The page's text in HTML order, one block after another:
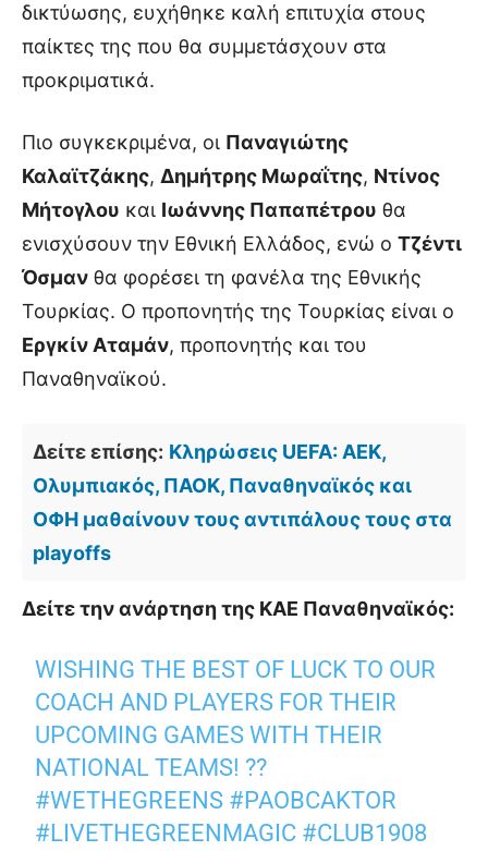
δικτύωσης, ευχήθηκε καλή επιτυχία στους
παίκτες της που θα συμμετάσχουν στα
προκριματικά.
Πιο συγκεκριμένα, οι Παναγιώτης
Καλαϊτζάκης, Δημήτρης Μωραΐτης, Ντίνος
Μήτογλου και Ιωάννης Παπαπέτρου θα
ενισχύσουν την Εθνική Ελλάδος, ενώ ο Τζέντι
Όσμαν θα φορέσει τη φανέλα της Εθνικής
Τουρκίας. Ο προπονητής της Τουρκίας είναι ο
Εργκίν Αταμάν, προπονητής και του
Παναθηναϊκού.
Δείτε επίσης: Κληρώσεις UEFA: ΑΕΚ,
Ολυμπιακός, ΠΑΟΚ, Παναθηναϊκός και
ΟΦΗ μαθαίνουν τους αντιπάλους τους στα
playoffs
Δείτε την ανάρτηση της ΚΑΕ Παναθηναϊκός:
WISHING THE BEST OF LUCK TO OUR
COACH AND PLAYERS FOR THEIR
UPCOMING GAMES WITH THEIR
NATIONAL TEAMS! ??
#WETHEGREENS #PAOBCAKTOR
#LIVETHEGREENMAGIC #CLUB1908